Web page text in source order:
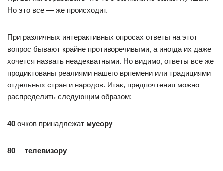
Но это все — же происходит.
При различных интерактивных опросах ответы на этот
вопрос бывают крайне противоречивыми, а иногда их даже
хочется назвать неадекватными. Но видимо, ответы все же
продиктованы реалиями нашего врпемени или традициями
отдельных стран и народов. Итак, предпочтения можно
распределить следующим образом:
40 очков принадлежат мусору
80— телевизору